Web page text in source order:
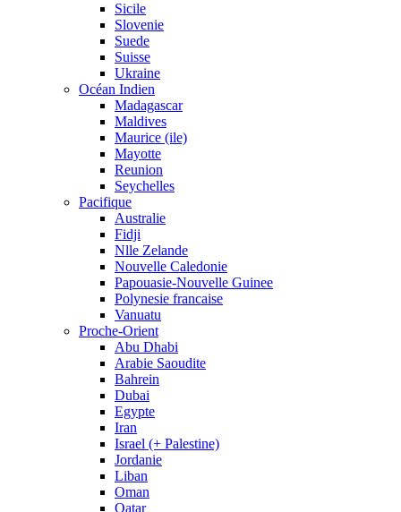
Sicile
Slovenie
Suede
Suisse
Ukraine
Océan Indien
Madagascar
Maldives
Maurice (ile)
Mayotte
Reunion
Seychelles
Pacifique
Australie
Fidji
Nlle Zelande
Nouvelle Caledonie
Papouasie-Nouvelle Guinee
Polynesie francaise
Vanuatu
Proche-Orient
Abu Dhabi
Arabie Saoudite
Bahrein
Dubai
Egypte
Iran
Israel (+ Palestine)
Jordanie
Liban
Oman
Qatar